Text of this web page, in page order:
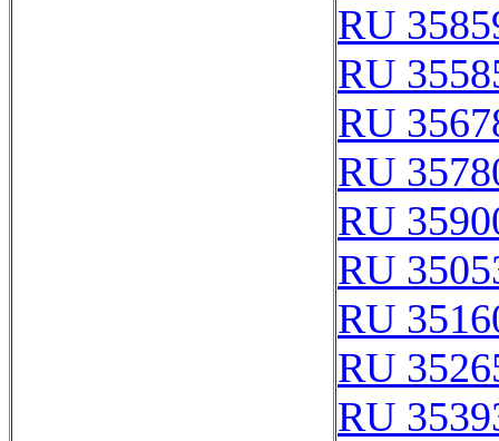
RU
RU
RU
RU
RU
RU
RU
RU
RU